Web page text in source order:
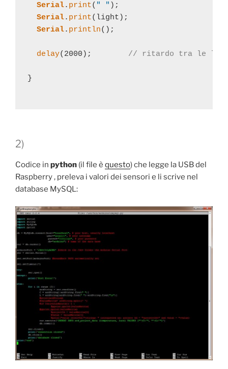
Serial. print( " " );
Serial. print(light);
Serial. println();
delay(2000); // ritardo tra le
}
2)
Codice in python (il file è questo) che legge la USB del
Raspberry , preleva i valori dei sensori e li scrive nel
database MySQL: